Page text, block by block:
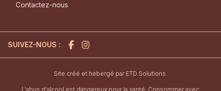
Contactez-nous
SUIVEZ-NOUS :
Site créé et hebergé parl'agence de création de site
ETD Solutions.
L'abus d'alcool est dangereux pour la santé. Consommer avec